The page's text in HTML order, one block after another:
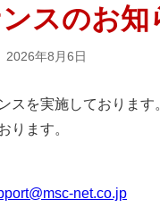
スのお知
2026年8月6日
を実施しております
ります。
net.co.jp